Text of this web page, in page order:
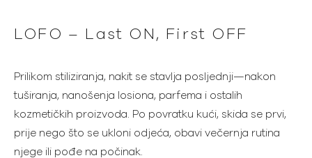
LOFO – Last ON, First OFF
Prilikom stiliziranja, nakit se stavlja posljednji—nakon
tuširanja, nanošenja losiona, parfema i ostalih
kozmetičkih proizvoda. Po povratku kući, skida se prvi,
prije nego što se ukloni odjeća, obavi večernja rutina
njege ili pođe na počinak.